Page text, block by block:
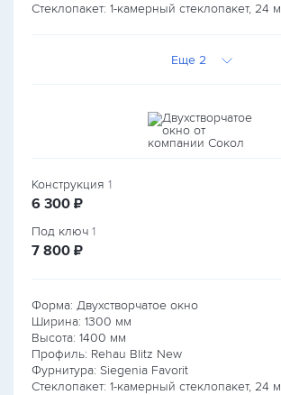
Стеклопакет: 1-камерный стеклопакет, 24
Еще 2
Конструкция 1
6 300 руб.
₽
Под ключ 1
7 800 руб.
₽
Форма: Двухстворчатое окно
Ширина: 1300 мм
Высота: 1400 мм
Профиль: Rehau Blitz New
Фурнитура: Siegenia Favorit
Стеклопакет: 1-камерный стеклопакет, 24